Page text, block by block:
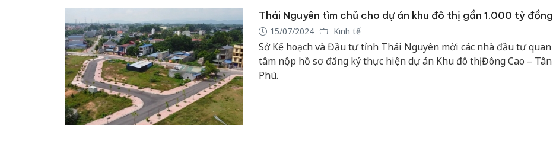
Thái Nguyên tìm chủ cho dự án khu đô thị gần 1.000 tỷ đồng
15/07/2024 Kinh tế
Sở Kế hoạch và Đầu tư tỉnh Thái Nguyên mời các nhà đầu tư quan
tâm nộp hồ sơ đăng ký thực hiện dự án Khu đô thị Đông Cao – Tân
Phú.